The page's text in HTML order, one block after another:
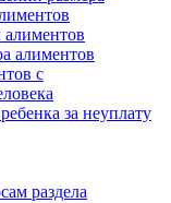
алиментов
с
за неуплату
раздела